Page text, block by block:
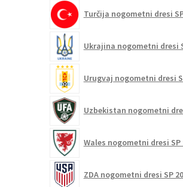
Turčija nogometni dresi
Ukrajina nogometni dresi
Urugvaj nogometni dresi
Uzbekistan nogometni
Wales nogometni dresi SP
ZDA nogometni dresi SP